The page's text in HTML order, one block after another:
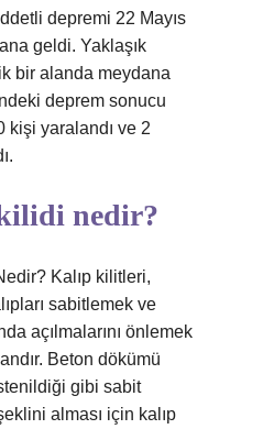
depremi 22 Mayıs
geldi. Yaklaşık
bir alanda meydana
deprem sonucu
kişi yaralandı ve 2
nedir?
Kalıp kilitleri,
sabitlemek ve
açılmalarını önlemek
Beton dökümü
gibi sabit
alması için kalıp